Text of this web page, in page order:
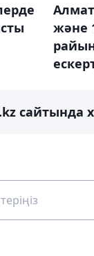
және
сайтында